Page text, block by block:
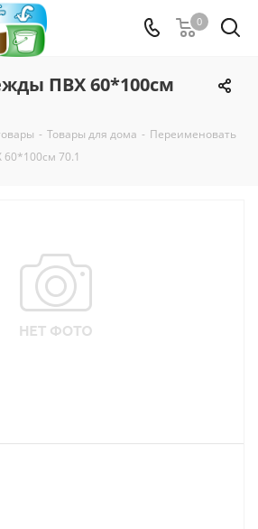
0
ПВХ 60*100см
- Товары для дома - Переименовать
70.1